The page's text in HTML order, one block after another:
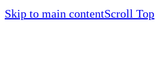
Skip to main contentScroll Top